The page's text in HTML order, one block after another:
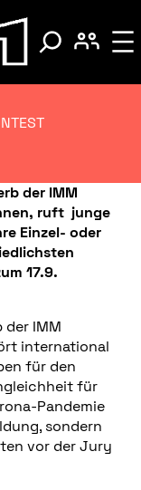
der IMM
ruft junge
Einzel- oder
17.9.
IMM
international
für den
für
Pandemie
sondern
vor der Jury